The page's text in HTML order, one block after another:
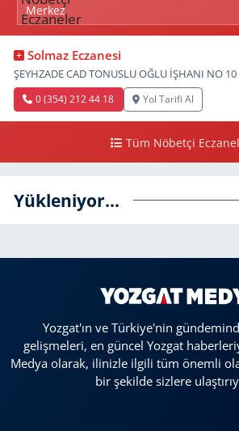
Solmaz Eczanesi
ŞEYHZADE CAD TONUSLU OĞLU İŞHANI NO 10
0 (354) 212 44 18 Yol Tarifi Al
Tüm Nöbetçi
Yükleniyor...
Yozgat'ın ve Türkiye'nin
gelişmeleri, en güncel Yozgat
Medya olarak, ilinizle ilgili tüm önemli
bir şekilde sizlere